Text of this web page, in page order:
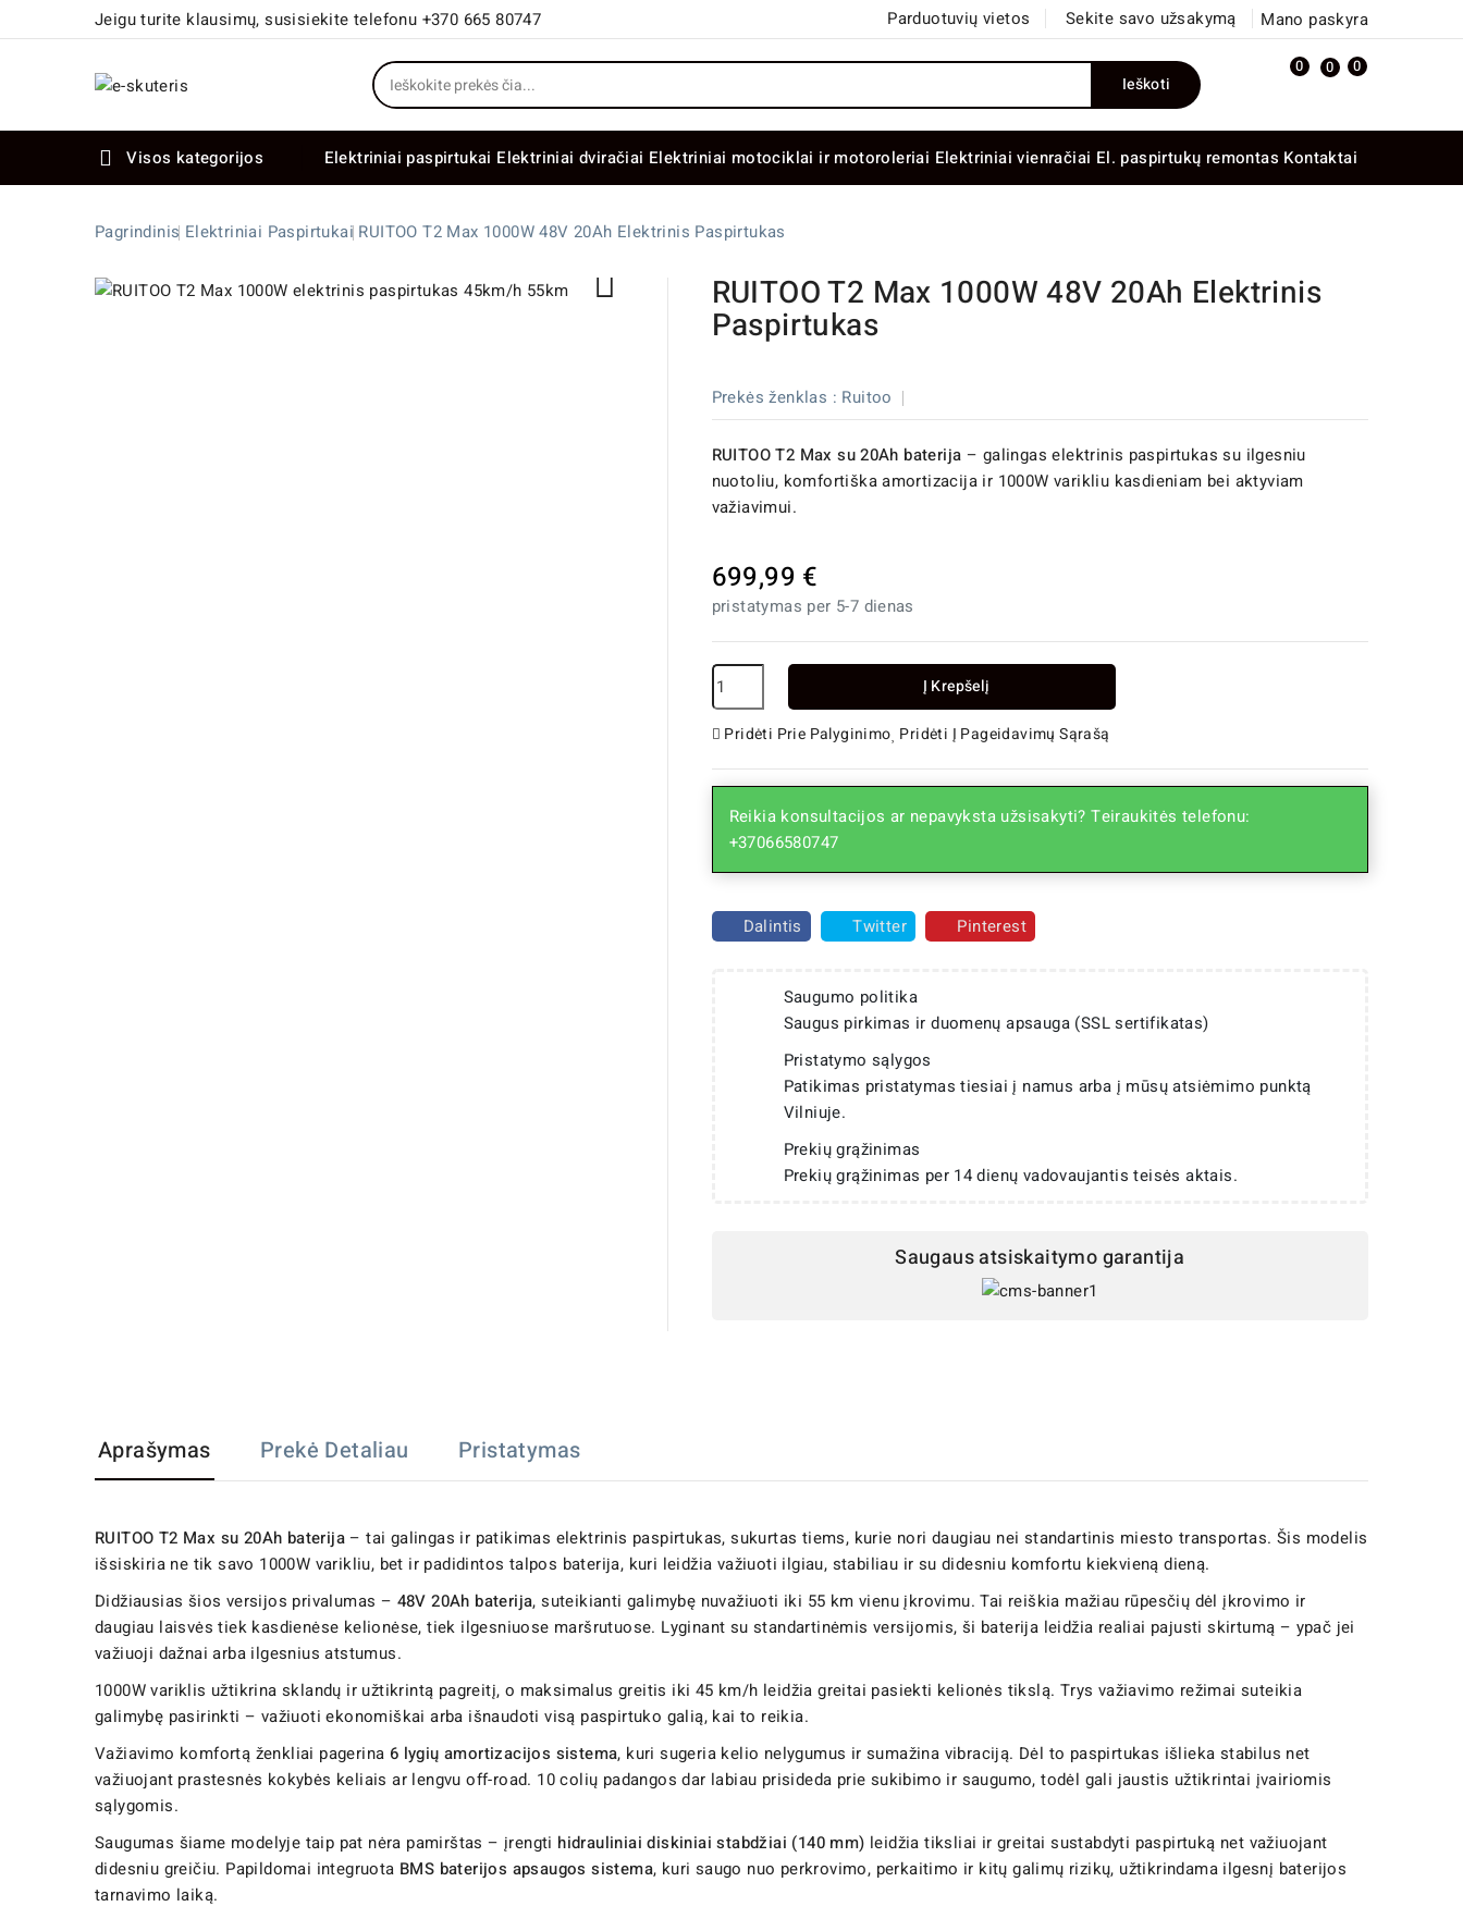
Jeigu turite klausimų, susisiekite telefonu +370 665 80747 Parduotuvių vietos Sekite savo užsakymą Mano paskyra
Ieškoti
0 0 0
 Visos kategorijos Elektriniai paspirtukai Elektriniai dviračiai Elektriniai motociklai ir motoroleriai Elektriniai vienračiai El. paspirtukų remontas Kontaktai
Pagrindinis Elektriniai Paspirtukai RUITOO T2 Max 1000W 48V 20Ah Elektrinis Paspirtukas
 RUITOO T2 Max 1000W 48V 20Ah Elektrinis
Paspirtukas
Prekės ženklas : Ruitoo
RUITOO T2 Max su 20Ah baterija – galingas elektrinis paspirtukas su ilgesniu
nuotoliu, komfortiška amortizacija ir 1000W varikliu kasdieniam bei aktyviam
važiavimui.
699,99 €
pristatymas per 5-7 dienas
Į Krepšelį
Pridėti Prie Palyginimo Pridėti Į Pageidavimų Sąrašą
Reikia konsultacijos ar nepavyksta užsisakyti? Teiraukitės telefonu:
+37066580747
Dalintis Twitter Pinterest
Saugumo politika
Saugus pirkimas ir duomenų apsauga (SSL sertifikatas)
Pristatymo sąlygos
Patikimas pristatymas tiesiai į namus arba į mūsų atsiėmimo punktą
Vilniuje.
Prekių grąžinimas
Prekių grąžinimas per 14 dienų vadovaujantis teisės aktais.
Saugaus atsiskaitymo garantija
Aprašymas Prekė Detaliau Pristatymas
RUITOO T2 Max su 20Ah baterija– tai galingas ir patikimas elektrinis paspirtukas, sukurtas tiems, kurie nori daugiau nei standartinis miesto transportas. Šis modelis
išsiskiria ne tik savo 1000W varikliu, bet ir padidintos talpos baterija, kuri leidžia važiuoti ilgiau, stabiliau ir su didesniu komfortu kiekvieną dieną.
Didžiausias šios versijos privalumas – 48V 20Ah baterija, suteikianti galimybę nuvažiuoti iki 55 km vienu įkrovimu. Tai reiškia mažiau rūpesčių dėl įkrovimo ir
daugiau laisvės tiek kasdienėse kelionėse, tiek ilgesniuose maršrutuose. Lyginant su standartinėmis versijomis, ši baterija leidžia realiai pajusti skirtumą – ypač jei
važiuoji dažnai arba ilgesnius atstumus.
1000W variklis užtikrina sklandų ir užtikrintą pagreitį, o maksimalus greitis iki 45 km/h leidžia greitai pasiekti kelionės tikslą. Trys važiavimo režimai suteikia
galimybę pasirinkti – važiuoti ekonomiškai arba išnaudoti visą paspirtuko galią, kai to reikia.
Važiavimo komfortą ženkliai pagerina 6 lygių amortizacijos sistema, kuri sugeria kelio nelygumus ir sumažina vibraciją. Dėl to paspirtukas išlieka stabilus net
važiuojant prastesnės kokybės keliais ar lengvu off-road. 10 colių padangos dar labiau prisideda prie sukibimo ir saugumo, todėl gali jaustis užtikrintai įvairiomis
sąlygomis.
Saugumas šiame modelyje taip pat nėra pamirštas – įrengti hidrauliniai diskiniai stabdžiai (140 mm) leidžia tiksliai ir greitai sustabdyti paspirtuką net važiuojant
didesniu greičiu. Papildomai integruota BMS baterijos apsaugos sistema, kuri saugo nuo perkrovimo, perkaitimo ir kitų galimų rizikų, užtikrindama ilgesnį baterijos
tarnavimo laiką.